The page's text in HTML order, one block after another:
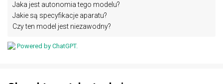
Jaka jest autonomia tego modelu?
Jakie są specyfikacje aparatu?
Czy ten model jest niezawodny?
Powered by ChatGPT.